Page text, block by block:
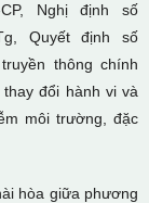
CP, Nghị định số
Quyết định số
thông chính
đổi hành vi và
môi trường, đặc
hòa giữa phương